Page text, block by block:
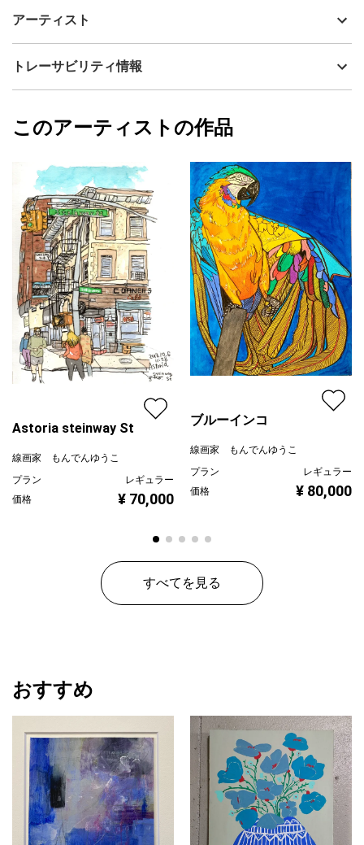
制作年
アクリル
カラー
カラフル
ジャンル
風景画
配送目安
二週間以内
物騒なものをもって、殺したり、殺されたり
※完成後フィキサチーフでスプレー保護した後、グロスバーニッシ
ります。
【詳細】
作品証明書 あり
額装 なし
サイン あり(作品表面)
アーティスト
線画家 もんでんゆうこ
フォローする
トレーサビリティ情報
線画家 もんでんゆうこ
このアーティストの作品
Astoria steinway St
線画家 もんでんゆうこ
プラン
レギュラー
価格
¥ 70,000
ブルーインコ
線画家 もんでんゆうこ
プラン
レギュラー
価格
¥ 80,000
すべてを見る
おすすめ